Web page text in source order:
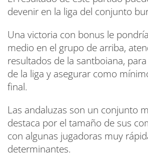
devenir en la liga del conjunto
Una victoria con bonus le
medio en el grupo de arriba,
resultados de la santboiana,
de la liga y asegurar como
final.
Las andaluzas son un conjunto
destaca por el tamaño de sus
con algunas jugadoras muy
determinantes.